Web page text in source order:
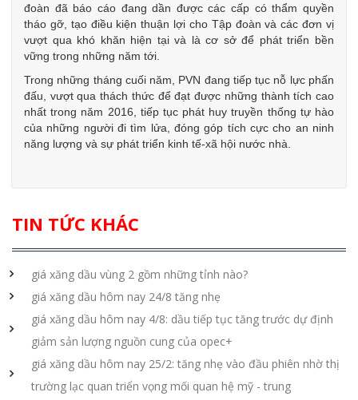
đoàn đã báo cáo đang dần được các cấp có thẩm quyền
tháo gỡ, tạo điều kiện thuận lợi cho Tập đoàn và các đơn vị
vượt qua khó khăn hiện tại và là cơ sở để phát triển bền
vững trong những năm tới.
Trong những tháng cuối năm, PVN đang tiếp tục nỗ lực phấn
đấu, vượt qua thách thức để đạt được những thành tích cao
nhất trong năm 2016, tiếp tục phát huy truyền thống tự hào
của những người đi tìm lửa, đóng góp tích cực cho an ninh
năng lượng và sự phát triển kinh tế-xã hội nước nhà.
TIN TỨC KHÁC
giá xăng dầu vùng 2 gồm những tỉnh nào?
giá xăng dầu hôm nay 24/8 tăng nhẹ
giá xăng dầu hôm nay 4/8: dầu tiếp tục tăng trước dự định
giảm sản lượng nguồn cung của opec+
giá xăng dầu hôm nay 25/2: tăng nhẹ vào đầu phiên nhờ thị
trường lạc quan triển vọng mối quan hệ mỹ - trung